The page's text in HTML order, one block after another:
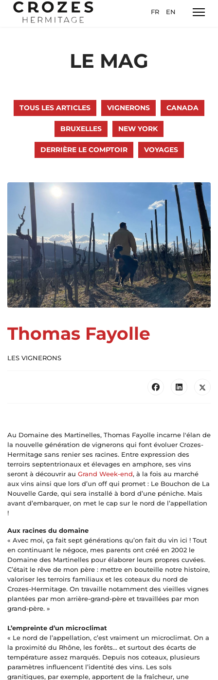
Sélectionnez votre
FR EN
LE MAG
TOUS LES ARTICLES VIGNERONS CANADA
BRUXELLES NEW YORK
DERRIÈRE LE COMPTOIR VOYAGES
Thomas Fayolle
LES VIGNERONS
Au Domaine des Martinelles, Thomas Fayolle incarne l'élan de
la nouvelle génération de vignerons qui font évoluer Crozes-
Hermitage sans renier ses racines. Entre expression des
terroirs septentrionaux et élevages en amphore, ses vins
seront à découvrir au Grand Week-end, à la fois au marché
aux vins ainsi que lors d’un off qui promet : Le Bouchon de La
Nouvelle Garde, qui sera installé à bord d’une péniche. Mais
avant d’embarquer, on met le cap sur le nord de l’appellation
!
Aux racines du domaine
« Avec moi, ça fait sept générations qu’on fait du vin ici ! Tout
en continuant le négoce, mes parents ont créé en 2002 le
Domaine des Martinelles pour élaborer leurs propres cuvées.
C’était le rêve de mon père : mettre en bouteille notre histoire,
valoriser les terroirs familiaux et les coteaux du nord de
Crozes-Hermitage. On travaille notamment des vieilles vignes
plantées par mon arrière-grand-père et travaillées par mon
grand-père. »
L’empreinte d’un microclimat
« Le nord de l’appellation, c’est vraiment un microclimat. On a
la proximité du Rhône, les forêts… et surtout des écarts de
température assez marqués. Depuis nos coteaux, plusieurs
paramètres influencent l’identité des vins. Les sols
granitiques, par exemple, apportent de la fraîcheur, une